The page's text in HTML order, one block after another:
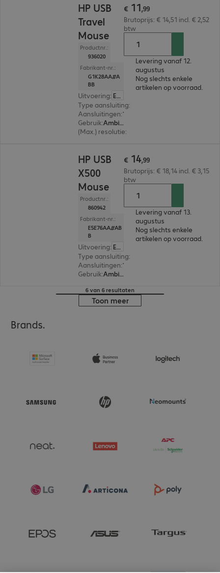
HP USB
Travel
Mouse
Productnr.:
936020
Fabrikant-nr.:
G1K28AA#A
BB
Uitvoering: Europa
Type aansluiting:
Aansluitingen:
Gebruik:
Ambidextrous
(Max.) resolutie:
€ 11,99
Brutoprijs: € 14,51 incl. € 2,52
btw
Levering vanaf 12.
augustus
Nog slechts enkele
artikelen op voorraad.
HP USB
X500
Mouse
Productnr.:
860942
Fabrikant-nr.:
E5E76AA#AB
B
Uitvoering: Europa
Type aansluiting:
Aansluitingen:
Gebruik: Ambidextrous
€ 14,99
Brutoprijs: € 18,14 incl. € 3,15
btw
Levering vanaf 13.
augustus
Nog slechts enkele
artikelen op voorraad.
6 van 6 resultaten
Toon meer
Brands.